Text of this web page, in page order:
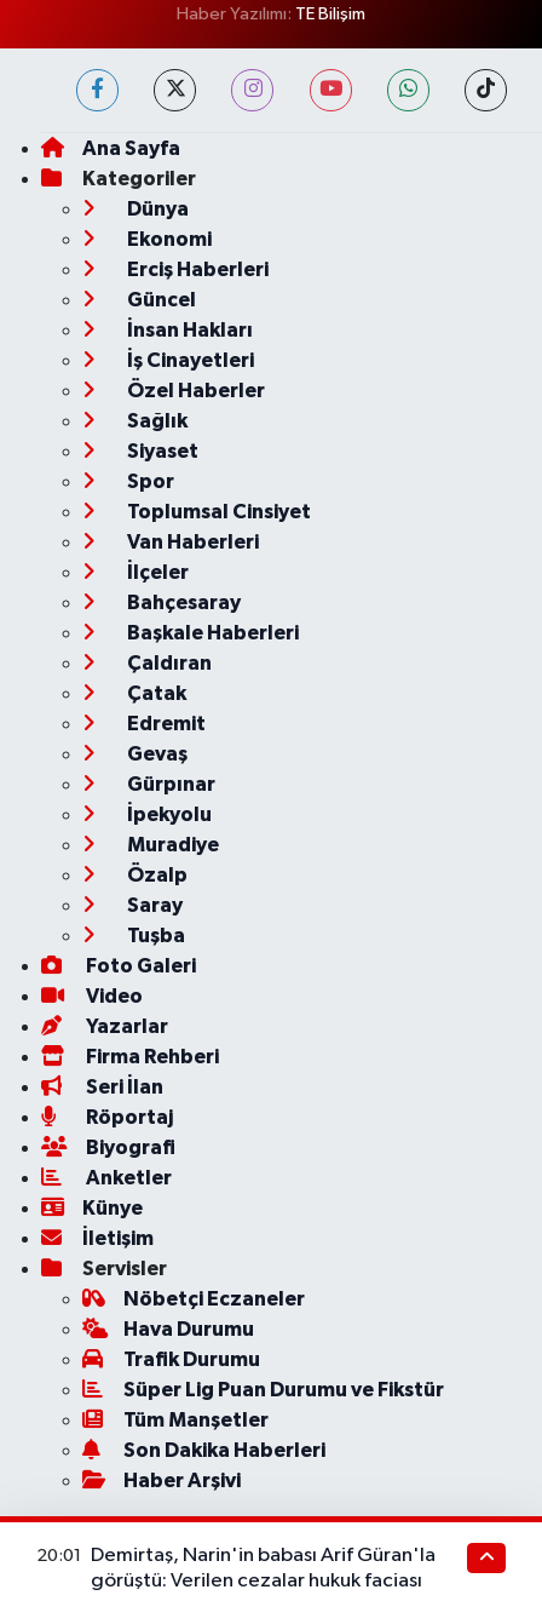
Haber Yazılımı: TE Bilişim
Ana Sayfa
Kategoriler
Dünya
Ekonomi
Erciş Haberleri
Güncel
İnsan Hakları
İş Cinayetleri
Özel Haberler
Sağlık
Siyaset
Spor
Toplumsal Cinsiyet
Van Haberleri
İlçeler
Bahçesaray
Başkale Haberleri
Çaldıran
Çatak
Edremit
Gevaş
Gürpınar
İpekyolu
Muradiye
Özalp
Saray
Tuşba
Foto Galeri
Video
Yazarlar
Firma Rehberi
Seri İlan
Röportaj
Biyografi
Anketler
Künye
İletişim
Servisler
Nöbetçi Eczaneler
Hava Durumu
Trafik Durumu
Süper Lig Puan Durumu ve Fikstür
Tüm Manşetler
Son Dakika Haberleri
Haber Arşivi
20:01
Demirtaş, Narin'in babası Arif Güran'la
görüştü: Verilen cezalar hukuk faciası